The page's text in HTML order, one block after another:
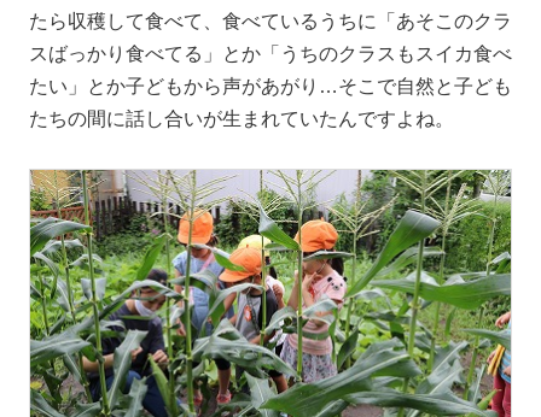
たら収穫して食べて、食べているうちに「あそこのクラ
スばっかり食べてる」とか「うちのクラスもスイカ食べ
たい」とか子どもから声があがり…そこで自然と子ども
たちの間に話し合いが生まれていたんですよね。